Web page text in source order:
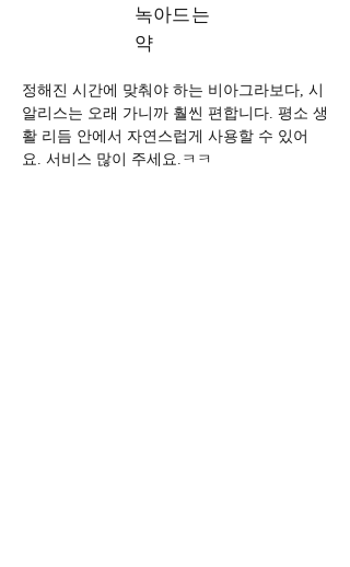
녹아드는
약
정해진 시간에 맞춰야 하는 비아그라보다, 시
알리스는 오래 가니까 훨씬 편합니다. 평소 생
활 리듬 안에서 자연스럽게 사용할 수 있어
요. 서비스 많이 주세요.ㅋㅋ